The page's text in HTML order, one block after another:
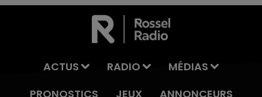
ACTUS RADIO
MÉDIAS
PRONOSTICS
JEUX ANNONCEURS